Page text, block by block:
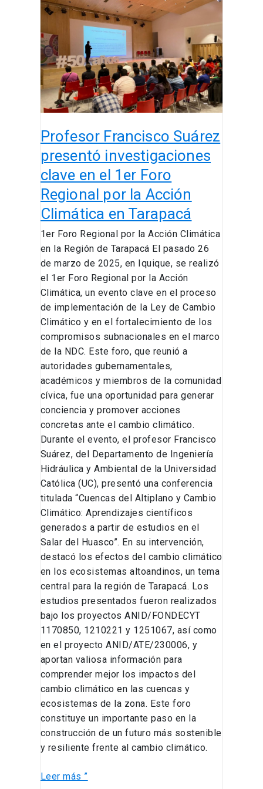
Profesor Francisco Suárez
presentó investigaciones
clave en el 1er Foro
Regional por la Acción
Climática en Tarapacá
1er Foro Regional por la Acción Climática
en la Región de Tarapacá El pasado 26
de marzo de 2025, en Iquique, se realizó
el 1er Foro Regional por la Acción
Climática, un evento clave en el proceso
de implementación de la Ley de Cambio
Climático y en el fortalecimiento de los
compromisos subnacionales en el marco
de la NDC. Este foro, que reunió a
autoridades gubernamentales,
académicos y miembros de la comunidad
cívica, fue una oportunidad para generar
conciencia y promover acciones
concretas ante el cambio climático.
Durante el evento, el profesor Francisco
Suárez, del Departamento de Ingeniería
Hidráulica y Ambiental de la Universidad
Católica (UC), presentó una conferencia
titulada “Cuencas del Altiplano y Cambio
Climático: Aprendizajes científicos
generados a partir de estudios en el
Salar del Huasco”. En su intervención,
destacó los efectos del cambio climático
en los ecosistemas altoandinos, un tema
central para la región de Tarapacá. Los
estudios presentados fueron realizados
bajo los proyectos ANID/FONDECYT
1170850, 1210221 y 1251067, así como
en el proyecto ANID/ATE/230006, y
aportan valiosa información para
comprender mejor los impactos del
cambio climático en las cuencas y
ecosistemas de la zona. Este foro
constituye un importante paso en la
construcción de un futuro más sostenible
y resiliente frente al cambio climático.
Francisco
Suárez
presentó
investigaciones
clave
en
el
1er
Regional
por
la
Acción
Climática
en
Tarapacá
Leer más ”